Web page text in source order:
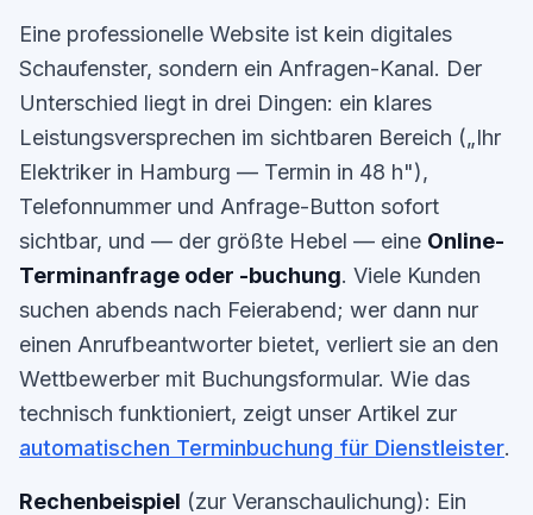
Eine professionelle Website ist kein digitales
Schaufenster, sondern ein Anfragen-Kanal. Der
Unterschied liegt in drei Dingen: ein klares
Leistungsversprechen im sichtbaren Bereich („Ihr
Elektriker in Hamburg — Termin in 48 h"),
Telefonnummer und Anfrage-Button sofort
sichtbar, und — der größte Hebel — eine Online-
Terminanfrage oder -buchung. Viele Kunden
suchen abends nach Feierabend; wer dann nur
einen Anrufbeantworter bietet, verliert sie an den
Wettbewerber mit Buchungsformular. Wie das
technisch funktioniert, zeigt unser Artikel zur
automatischen Terminbuchung für Dienstleister.
Rechenbeispiel (zur Veranschaulichung): Ein